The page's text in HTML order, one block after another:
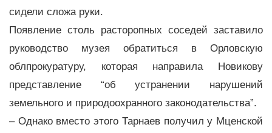
сидели сложа руки.
Появление столь расторопных соседей заставило
руководство музея обратиться в Орловскую
облпрокуратуру, которая направила Новикову
представление “об устранении нарушений
земельного и природоохранного законодательства”.
– Однако вместо этого Тарнаев получил у Мценской